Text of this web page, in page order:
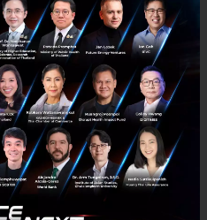
อพพลิเคชันJIDที่สามารถ
กเปลี่ยนเหรียญJFINอยู่
ณะที่ เอส เอฟ ปัจจุบันมี
เคชันSF